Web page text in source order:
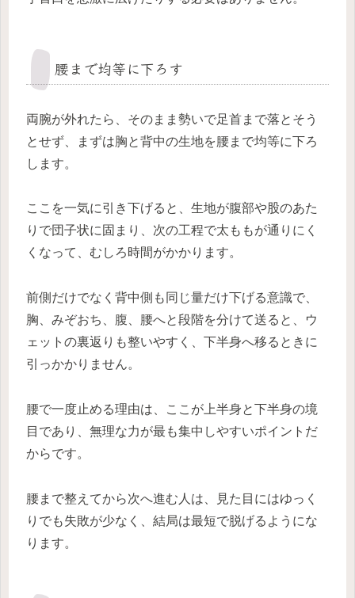
腰まで均等に下ろす
両腕が外れたら、そのまま勢いで足首まで落とそう
とせず、まずは胸と背中の生地を腰まで均等に下ろ
します。
ここを一気に引き下げると、生地が腹部や股のあた
りで団子状に固まり、次の工程で太ももが通りにく
くなって、むしろ時間がかかります。
前側だけでなく背中側も同じ量だけ下げる意識で、
胸、みぞおち、腹、腰へと段階を分けて送ると、ウ
ェットの裏返りも整いやすく、下半身へ移るときに
引っかかりません。
腰で一度止める理由は、ここが上半身と下半身の境
目であり、無理な力が最も集中しやすいポイントだ
からです。
腰まで整えてから次へ進む人は、見た目にはゆっく
りでも失敗が少なく、結局は最短で脱げるようにな
ります。